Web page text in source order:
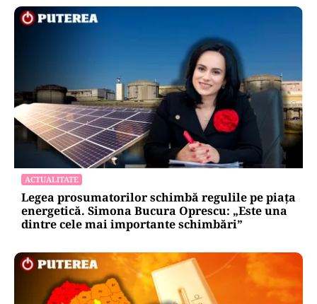
ACTUALITATE
Legea prosumatorilor schimbă regulile pe piața
energetică. Simona Bucura Oprescu: „Este una
dintre cele mai importante schimbări”